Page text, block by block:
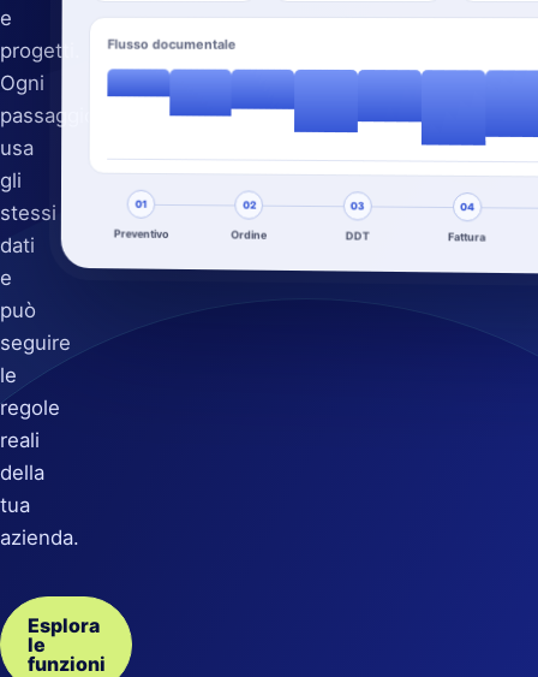
e
progetti.
Ogni
passaggio
usa
gli
stessi
dati
e
può
seguire
le
regole
reali
della
tua
azienda.
Esplora
le
funzioni
Flusso documentale
01
Preventivo
02
Ordine
03
DDT
04
Fattura